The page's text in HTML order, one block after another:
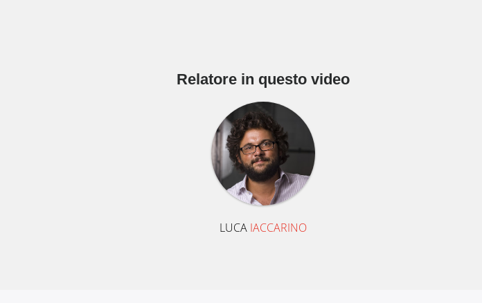
Relatore in questo video
LUCA IACCARINO